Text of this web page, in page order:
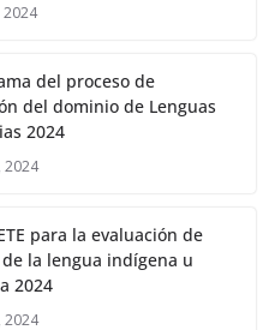
2024
del proceso de
del dominio de Lenguas
2024
2024
para la evaluación de
la lengua indígena u
2024
2024